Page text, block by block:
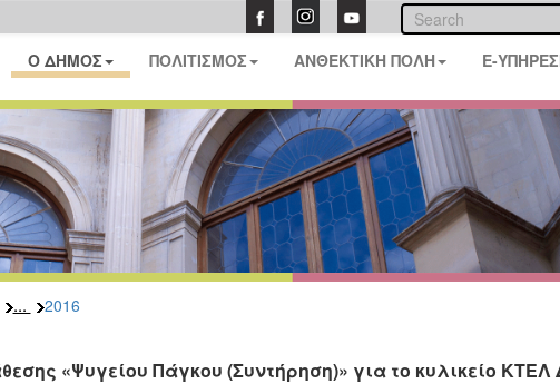
Ο ΔΗΜΟΣ ΠΟΛΙΤΙΣΜΟΣ ΑΝΘΕΚΤΙΚΗ ΠΟΛΗ E-
... 2016
«Ψυγείου Πάγκου (Συντήρηση)» για το κυλικείο